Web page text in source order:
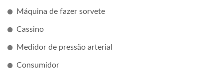
Máquina de fazer sorvete
Cassino
Medidor de pressão arterial
Consumidor